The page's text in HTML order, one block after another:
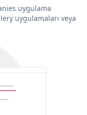
uygulama
uygulamaları veya